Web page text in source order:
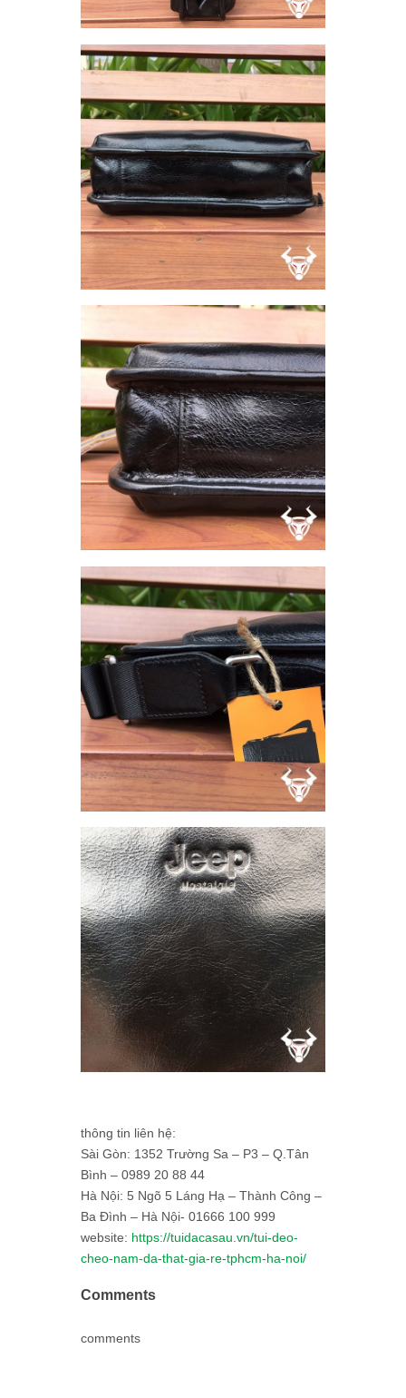
thông tin liên hệ:
Sài Gòn: 1352 Trường Sa – P3 – Q.Tân
Bình – 0989 20 88 44
Hà Nội: 5 Ngõ 5 Láng Hạ – Thành Công –
Ba Đình – Hà Nội- 01666 100 999
website: https://tuidacasau.vn/tui-deo-
cheo-nam-da-that-gia-re-tphcm-ha-noi/
Comments
comments